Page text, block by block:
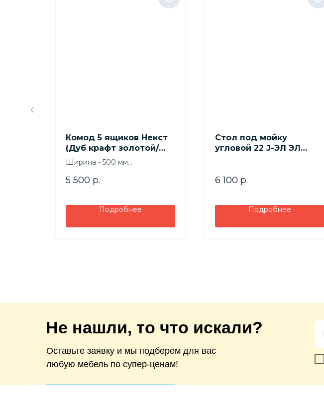
Комод 5 ящиков Некст
(Дуб крафт золотой/
Белый)
Ширина - 500 мм
Глубина - 376 мм
5 500 р.
Подробнее
Стол под мойку
угловой 22 J-ЭЛ ЭЛ
6 100 р.
Подробнее
Не нашли, то что искали?
Оставьте заявку и мы подберем для вас
любую мебель по супер-ценам!